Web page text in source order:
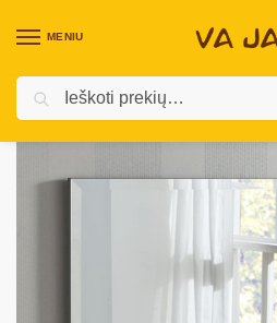
MENIU
Pradžia / Vidaus baldai /